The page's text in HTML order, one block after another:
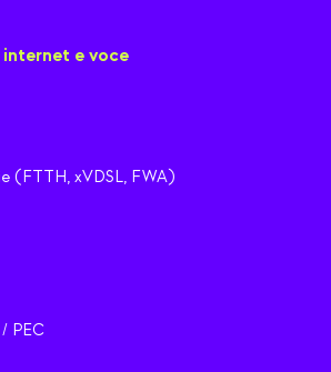
e voce
(FTTH, xVDSL, FWA)
PEC